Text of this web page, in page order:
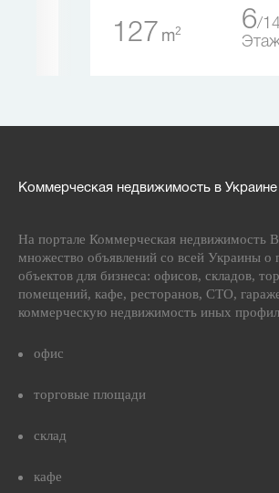
127 m2 6
Коммерческая недвижимость в Украине
На портале Коммерческая недвижимость
множество объявлений со всей Украины о
объектов для бизнеса: офисов, складов,
помещений, кафе, ресторанов, СТО,
коммерческую недвижимость иных
офис
торговые площади
склад
кафе